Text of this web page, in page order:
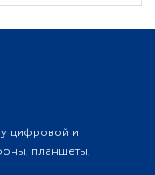
цифровой и
планшеты,